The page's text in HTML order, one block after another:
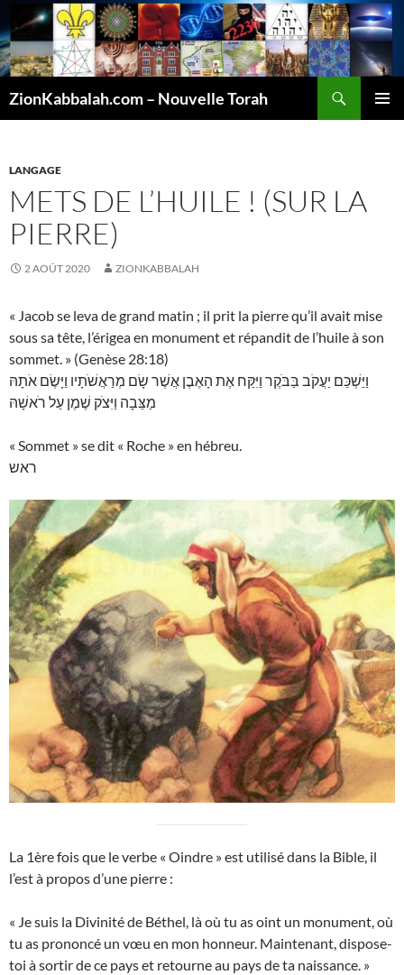
ZionKabbalah.com – Nouvelle Torah
LANGAGE
METS DE L’HUILE ! (SUR LA
PIERRE)
2 AOÛT 2020 ZIONKABBALAH
« Jacob se leva de grand matin ; il prit la pierre qu’il avait mise
sous sa tête, l’érigea en monument et répandit de l’huile à son
sommet. » (Genèse 28:18)
וַיַּשְׁכֵּם יַעֲקֹב בַּבֹּקֶר וַיִּקַּח אֶת הָאֶבֶן אֲשֶׁר שָׂם מְרַאֲשֹׁתָיו וַיָּשֶׂם אֹתָהּ
מַצֵּבָה וַיִּצֹק שֶׁמֶן עַל רֹאשָׁהּ
« Sommet » se dit « Roche » en hébreu.
ראש
La 1ère fois que le verbe « Oindre » est utilisé dans la Bible, il
l’est à propos d’une pierre :
« Je suis la Divinité de Béthel, là où tu as oint un monument, où
tu as prononcé un vœu en mon honneur. Maintenant, dispose-
toi à sortir de ce pays et retourne au pays de ta naissance. »